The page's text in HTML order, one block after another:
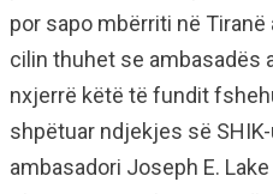
por sapo mbërriti në
cilin thuhet se ambasadës
nxjerrë këtë të fundit
shpëtuar ndjekjes së
ambasadori Joseph E.